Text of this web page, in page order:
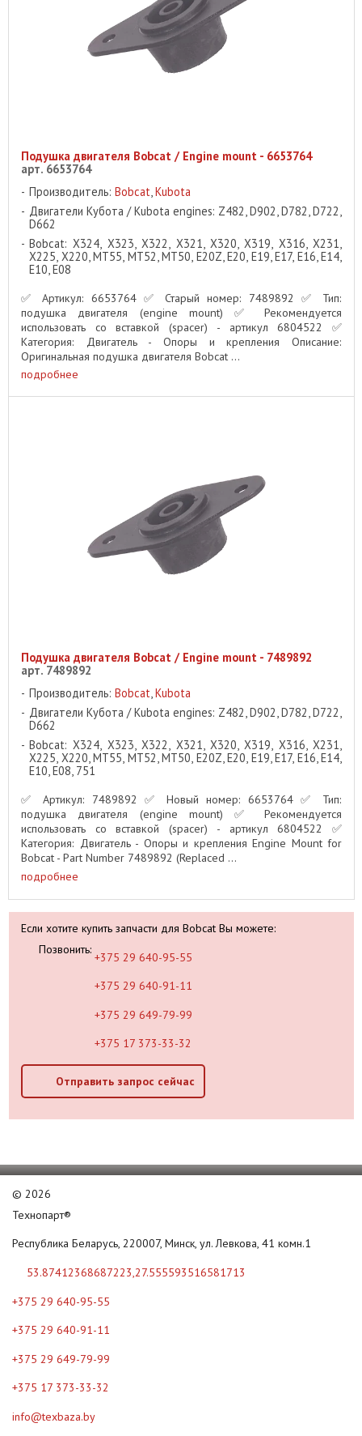
Подушка двигателя Bobcat / Engine mount - 6653764
арт. 6653764
Производитель: Bobcat,Kubota
Двигатели Кубота / Kubota engines: Z482, D902, D782, D722,
D662
Bobcat: X324, X323, X322, X321, X320, X319, X316, X231,
X225, X220, MT55, MT52, MT50, E20Z, E20, E19, E17, E16, E14,
E10, E08
✅ Артикул: 6653764 ✅ Старый номер: 7489892 ✅ Тип:
подушка двигателя (engine mount) ✅ Рекомендуется
использовать со вставкой (spacer) - артикул 6804522 ✅
Категория: Двигатель - Опоры и крепления Описание:
Оригинальная подушка двигателя Bobcat ...
подробнее
Подушка двигателя Bobcat / Engine mount - 7489892
арт. 7489892
Производитель: Bobcat,Kubota
Двигатели Кубота / Kubota engines: Z482, D902, D782, D722,
D662
Bobcat: X324, X323, X322, X321, X320, X319, X316, X231,
X225, X220, MT55, MT52, MT50, E20Z, E20, E19, E17, E16, E14,
E10, E08, 751
✅ Артикул: 7489892 ✅ Новый номер: 6653764 ✅ Тип:
подушка двигателя (engine mount) ✅ Рекомендуется
использовать со вставкой (spacer) - артикул 6804522 ✅
Категория: Двигатель - Опоры и крепления Engine Mount for
Bobcat - Part Number 7489892 (Replaced ...
подробнее
Если хотите купить запчасти для Bobcat Вы можете:
Позвонить:
+375 29 640-95-55
+375 29 640-91-11
+375 29 649-79-99
+375 17 373-33-32
Отправить запрос сейчас
© 2026
Технопарт®
Республика Беларусь, 220007, Минск, ул. Левкова, 41 комн.1
53.87412368687223,27.555593516581713
+375 29 640-95-55
+375 29 640-91-11
+375 29 649-79-99
+375 17 373-33-32
info@texbaza.by